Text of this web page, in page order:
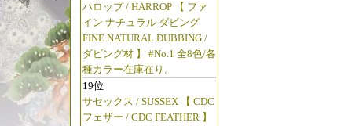
ハロップ / HARROP 【 ファ
イン ナチュラル ダビング
FINE NATURAL DUBBING /
ダビング材 】 #No.1 全8色/各
種カラー在庫在り。
19位
サセックス / SUSSEX 【 CDC
フェザー / CDC FEATHER 】